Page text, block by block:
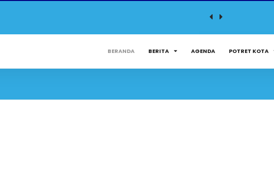
BERANDA BERITA AGENDA POTRET KOTA